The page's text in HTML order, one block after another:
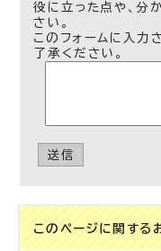
役に立った点や、分
さい。
このフォームに入力
了承ください。
送信
このページに関する